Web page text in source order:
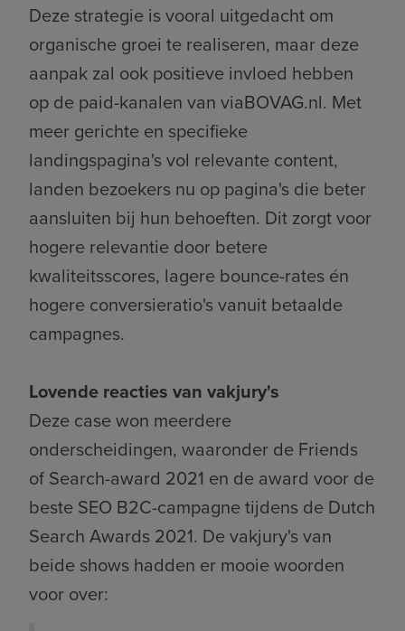
Deze strategie is vooral uitgedacht om
organische groei te realiseren, maar deze
aanpak zal ook positieve invloed hebben
op de paid-kanalen van viaBOVAG.nl. Met
meer gerichte en specifieke
landingspagina's vol relevante content,
landen bezoekers nu op pagina's die beter
aansluiten bij hun behoeften. Dit zorgt voor
hogere relevantie door betere
kwaliteitsscores, lagere bounce-rates én
hogere conversieratio's vanuit betaalde
campagnes.
Lovende reacties van vakjury's
Deze case won meerdere
onderscheidingen, waaronder de Friends
of Search-award 2021 en de award voor de
beste SEO B2C-campagne tijdens de Dutch
Search Awards 2021. De vakjury's van
beide shows hadden er mooie woorden
voor over: